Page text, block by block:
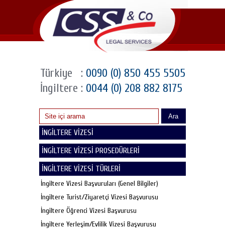
Türkiye : 0090 (0) 850 455 5505
İngiltere : 0044 (0) 208 882 8175
Ara
İNGİLTERE VİZESİ
İNGİLTERE VİZESİ PROSEDÜRLERİ
İNGİLTERE VİZESİ TÜRLERİ
İngiltere Vizesi Başvuruları (Genel Bilgiler)
İngiltere Turist/Ziyaretçi Vizesi Başvurusu
İngiltere Öğrenci Vizesi Başvurusu
İngiltere Yerleşim/Evlilik Vizesi Başvurusu